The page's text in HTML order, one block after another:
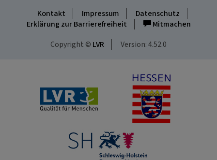
Kontakt Impressum
Datenschutz
Erklärung zur Barrierefreiheit
Mitmachen
Copyright © LVR Version: 4.52.0